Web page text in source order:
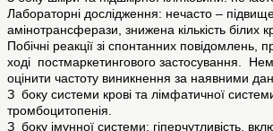
Лабораторні дослідження: нечасто –
амінотрансферази, знижена кількість білих
Побічні реакції зі спонтанних повідомлень,
ході постмаркетингового застосування.
оцінити частоту виникнення за наявними
З боку системи крові та лімфатичної
тромбоцитопенія.
З боку імунної системи: гіперчутливість,